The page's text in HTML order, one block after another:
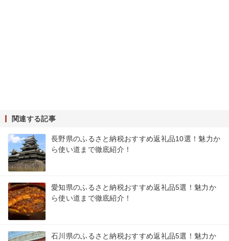
関連する記事
長野県のふるさと納税おすすめ返礼品10選！魅力か
ら使い道まで徹底紹介！
愛知県のふるさと納税おすすめ返礼品5選！魅力か
ら使い道まで徹底紹介！
石川県のふるさと納税おすすめ返礼品5選！魅力か